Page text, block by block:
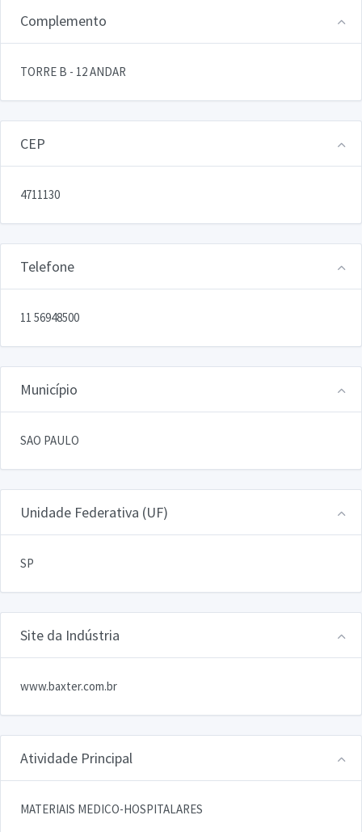
Complemento
TORRE B - 12 ANDAR
CEP
4711130
Telefone
11 56948500
Município
SAO PAULO
Unidade Federativa (UF)
SP
Site da Indústria
www.baxter.com.br
Atividade Principal
MATERIAIS MEDICO-HOSPITALARES